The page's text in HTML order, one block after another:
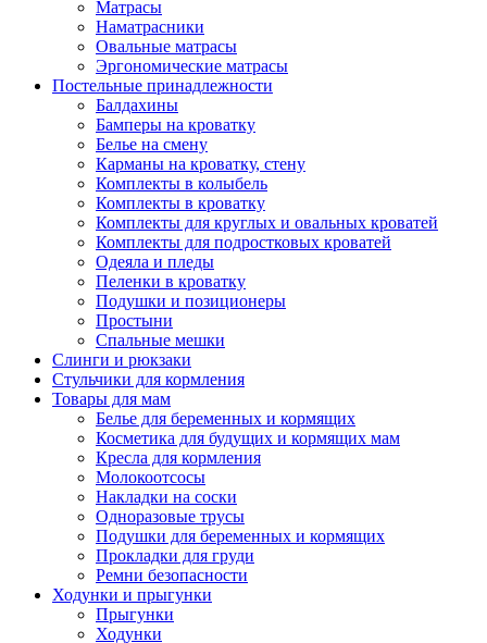
Матрасы
Наматрасники
Овальные матрасы
Эргономические матрасы
Постельные принадлежности
Балдахины
Бамперы на кроватку
Белье на смену
Карманы на кроватку, стену
Комплекты в колыбель
Комплекты в кроватку
Комплекты для круглых и овальных кроватей
Комплекты для подростковых кроватей
Одеяла и пледы
Пеленки в кроватку
Подушки и позиционеры
Простыни
Спальные мешки
Слинги и рюкзаки
Стульчики для кормления
Товары для мам
Белье для беременных и кормящих
Косметика для будущих и кормящих мам
Кресла для кормления
Молокоотсосы
Накладки на соски
Одноразовые трусы
Подушки для беременных и кормящих
Прокладки для груди
Ремни безопасности
Ходунки и прыгунки
Прыгунки
Ходунки